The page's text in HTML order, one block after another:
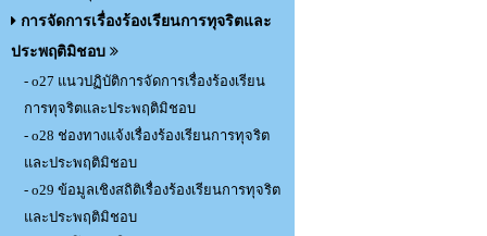
การจัดการเรื่องร้องเรียนการทุจริตและ
ประพฤติมิชอบ
- o27 แนวปฏิบัติการจัดการเรื่องร้องเรียน
การทุจริตและประพฤติมิชอบ
- o28 ช่องทางแจ้งเรื่องร้องเรียนการทุจริต
และประพฤติมิชอบ
- o29 ข้อมูลเชิงสถิติเรื่องร้องเรียนการทุจริต
และประพฤติมิชอบ